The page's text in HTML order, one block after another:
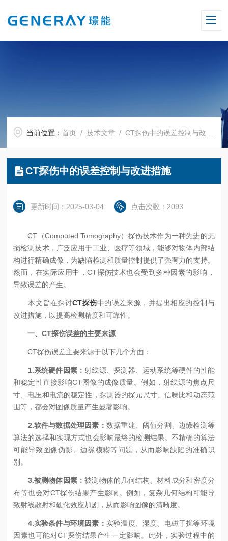
当前位置：首页 /技术文章 / CT探伤中的误差控制与改进措施
CT探伤中的误差控制与改进措施
更新时间：2025-03-04 点击次数：2093
CT（Computed Tomography）探伤技术作为一种先进的无
损检测技术，广泛应用于工业、医疗等领域，能够对物体内部结
构进行精确成像，为缺陷检测和质量控制提供了强有力的支持。
然而，在实际应用中，CT探伤技术也会受到多种因素的影响，
导致误差的产生。
本文旨在探讨CT探伤中的误差来源，并提出相应的控制与
改进措施，以提高检测精度和可靠性。
一、CT探伤误差的主要来源
CT探伤误差主要来源于以下几个方面：
1.系统硬件因素：射线源、探测器、运动系统等硬件的性能
和稳定性直接影响CT图像的成像质量。例如，射线源的焦点尺
寸、电压和电流的稳定性，探测器的探元尺寸、信噪比和动态范
围等，都会对图像质量产生显著影响。
2.软件与数据处理因素： 数据重建、阈值分割、边缘检测等
算法的选择和实现方式也会影响最终的检测结果。不精确的算法
可能导致图像伪影、边缘模糊等问题，从而影响缺陷的准确识
别。
3.被测物体因素：被测物体的几何结构、材料成分和密度分
布等也会对CT探伤结果产生影响。例如，复杂几何结构可能导
致射线散射和硬化效应加剧，从而影响图像的清晰度。
4.实验条件与环境因素： 实验温度、湿度、电磁干扰等环境
因素也可能对CT探伤结果产生一定影响。此外，实验过程中的